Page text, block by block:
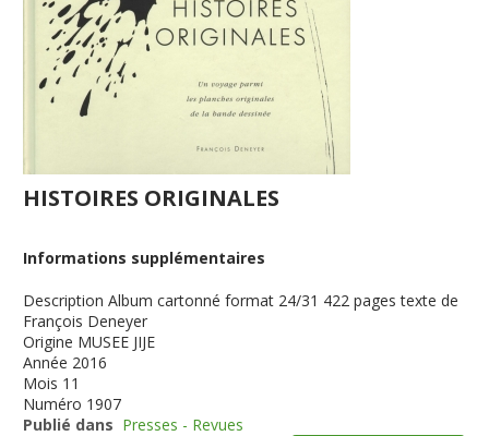
HISTOIRES ORIGINALES
Informations supplémentaires
Description Album cartonné format 24/31 422 pages texte de
François Deneyer
Origine MUSEE JIJE
Année 2016
Mois 11
Numéro 1907
Publié dans Presses - Revues